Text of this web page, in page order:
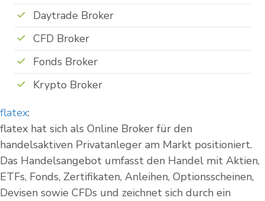
Daytrade Broker
CFD Broker
Fonds Broker
Krypto Broker
flatex:
flatex hat sich als Online Broker für den
handelsaktiven Privatanleger am Markt positioniert.
Das Handelsangebot umfasst den Handel mit Aktien,
ETFs, Fonds, Zertifikaten, Anleihen, Optionsscheinen,
Devisen sowie CFDs und zeichnet sich durch ein